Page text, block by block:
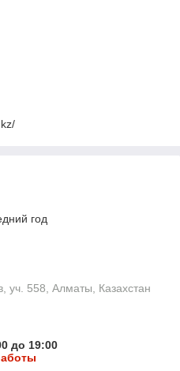
год
уч. 558, Алматы, Казахстан
до 19:00